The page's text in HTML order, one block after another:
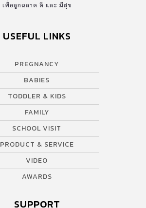
เพื่อลูกฉลาด ดี และ มีสุข
USEFUL LINKS
PREGNANCY
BABIES
TODDLER & KIDS
FAMILY
SCHOOL VISIT
PRODUCT & SERVICE
VIDEO
AWARDS
SUPPORT